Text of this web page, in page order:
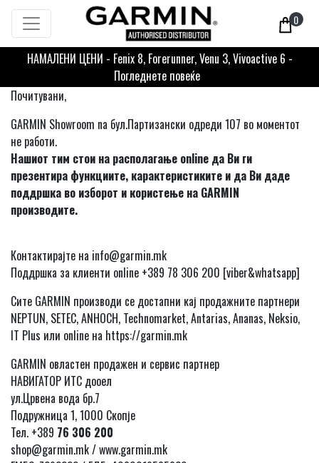
0
НАМАЛЕНИ ЦЕНИ - Fenix 8, Forerunner, Venu 3, Vivoactive 6 -
Погледнете повеќе
Почитувани,
GARMIN Showroom na бул.Партизански одреди 107 во моментот
не работи.
Нашиот тим стои на располагање online да Ви ги
презентира функциите, карактеристиките и да Ви даде
поддршка во изборот и користење на GARMIN
производите.
Контактирајте на info@garmin.mk
Поддршка за клиенти online +389 78 306 200 [viber&whatsapp]
Сите GARMIN производи се достапни кај продажните партнери
NEPTUN, SETEC, ANHOCH, Technomarket, Antarias, Ananas, Neksio,
IT Plus или online на https://garmin.mk
GARMIN овластен продажен и сервис партнер
НАВИГАТОР ИТС дооел
ул.Црвена вода бр.7
Подружница 1, 1000 Скопје
Тел. +389 76 306 200
shop@garmin.mk / www.garmin.mk